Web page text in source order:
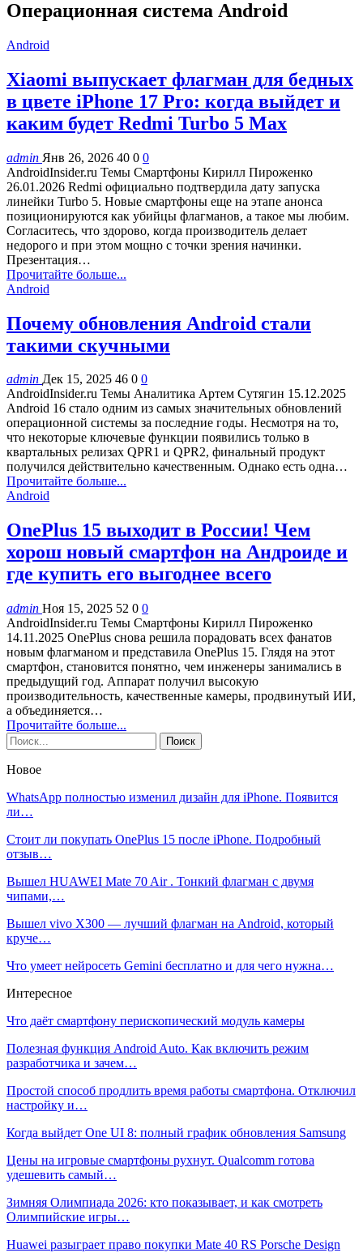
Операционная система Android
Android
Xiaomi выпускает флагман для бедных
в цвете iPhone 17 Pro: когда выйдет и
каким будет Redmi Turbo 5 Max
admin Янв 26, 2026 40 0 0
AndroidInsider.ru Темы Смартфоны Кирилл Пироженко
26.01.2026 Redmi официально подтвердила дату запуска
линейки Turbo 5. Новые смартфоны еще на этапе анонса
позиционируются как убийцы флагманов, а такое мы любим.
Согласитесь, что здорово, когда производитель делает
недорого и при этом мощно с точки зрения начинки.
Презентация…
Прочитайте больше...
Android
Почему обновления Android стали
такими скучными
admin Дек 15, 2025 46 0 0
AndroidInsider.ru Темы Аналитика Артем Сутягин 15.12.2025
Android 16 стало одним из самых значительных обновлений
операционной системы за последние годы. Несмотря на то,
что некоторые ключевые функции появились только в
квартальных релизах QPR1 и QPR2, финальный продукт
получился действительно качественным. Однако есть одна…
Прочитайте больше...
Android
OnePlus 15 выходит в России! Чем
хорош новый смартфон на Андроиде и
где купить его выгоднее всего
admin Ноя 15, 2025 52 0 0
AndroidInsider.ru Темы Смартфоны Кирилл Пироженко
14.11.2025 OnePlus снова решила порадовать всех фанатов
новым флагманом и представила OnePlus 15. Глядя на этот
смартфон, становится понятно, чем инженеры занимались в
предыдущий год. Аппарат получил высокую
производительность, качественные камеры, продвинутый ИИ,
а объединяется…
Прочитайте больше...
Новое
WhatsApp полностью изменил дизайн для iPhone. Появится
ли…
Стоит ли покупать OnePlus 15 после iPhone. Подробный
отзыв…
Вышел HUAWEI Mate 70 Air . Тонкий флагман с двумя
чипами,…
Вышел vivo X300 — лучший флагман на Android, который
круче…
Что умеет нейросеть Gemini бесплатно и для чего нужна…
Интересное
Что даёт смартфону перископический модуль камеры
Полезная функция Android Auto. Как включить режим
разработчика и зачем…
Простой способ продлить время работы смартфона. Отключил
настройку и…
Когда выйдет One UI 8: полный график обновления Samsung
Цены на игровые смартфоны рухнут. Qualcomm готова
удешевить самый…
Зимняя Олимпиада 2026: кто показывает, и как смотреть
Олимпийские игры…
Huawei разыграет право покупки Mate 40 RS Porsche Design